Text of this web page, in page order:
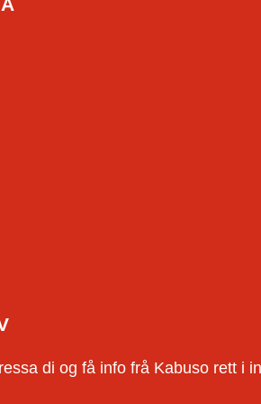
di og få info frå Kabuso rett i